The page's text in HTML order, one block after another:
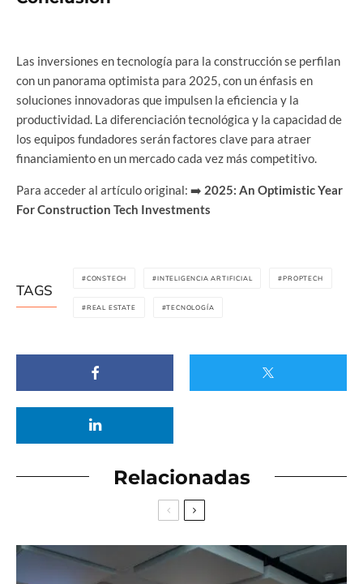
Las inversiones en tecnología para la construcción se perfilan
con un panorama optimista para 2025, con un énfasis en
soluciones innovadoras que impulsen la eficiencia y la
productividad. La diferenciación tecnológica y la capacidad de
los equipos fundadores serán factores clave para atraer
financiamiento en un mercado cada vez más competitivo.
Para acceder al artículo original: ➡️ 2025: An Optimistic Year
For Construction Tech Investments
TAGS
CONSTECH INTELIGENCIA ARTIFICIAL PROPTECH
REAL ESTATE TECNOLOGÍA
Relacionadas